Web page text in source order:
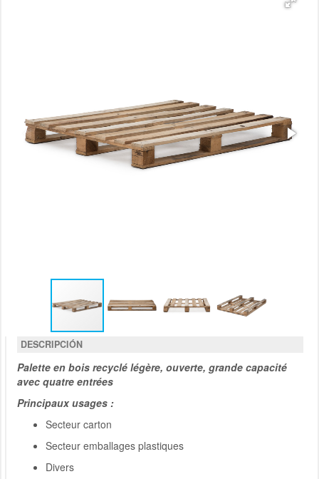
DESCRIPCIÓN
Palette en bois recyclé légère, ouverte, grande capacité
avec quatre entrées
Principaux usages :
Secteur carton
Secteur emballages plastiques
Divers